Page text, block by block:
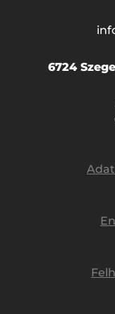
6724